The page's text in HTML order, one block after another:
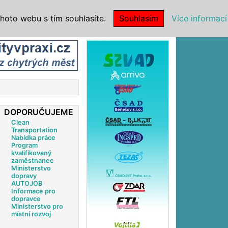
DOPORUČUJEME
Clean
Transportation
Nabídka práce
Program
kvalifikovaný
zaměstnanec
Ministerstvo
dopravy
AUTOJOB
Informace pro
dopravce
Ministerstvo pro
místní rozvoj
webu s tím souhlasíte. Souhlasím Více informací